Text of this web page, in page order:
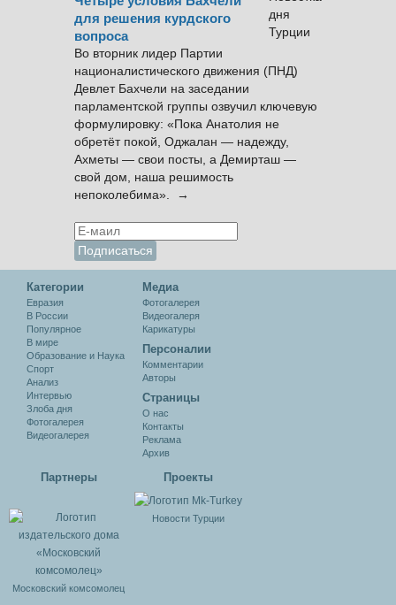
для решения курдского
вопроса
Во вторник лидер Партии
националистического движения (ПНД)
Девлет Бахчели на заседании
парламентской группы озвучил ключевую
формулировку: «Пока Анатолия не
обретёт покой, Оджалан — надежду,
Ахметы — свои посты, а Демирташ —
свой дом, наша решимость
непоколебима». →
Категории
Евразия
В России
Популярное
В мире
Образование и Наука
Спорт
Анализ
Интервью
Злоба дня
Фотогалерея
Видеогалерея
Медиа
Фотогалерея
Видеогалеря
Карикатуры
Персоналии
Комментарии
Авторы
Cтраницы
О нас
Контакты
Реклама
Архив
Партнеры
Московский комсомолец
Проекты
Новости Турции